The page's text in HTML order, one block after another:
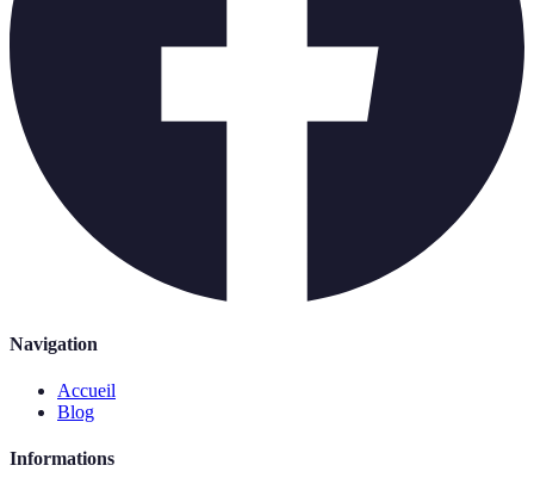
Navigation
Accueil
Blog
Informations